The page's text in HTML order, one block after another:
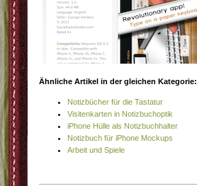
Ähnliche Artikel in der gleichen Kategorie:
Notizbücher für die Tastatur
Visitenkarten in Notizbuchoptik
iPhone Hülle als Notizbuchhalter
Notizbuch für iPhone Mockups
Arbeit und Spiele